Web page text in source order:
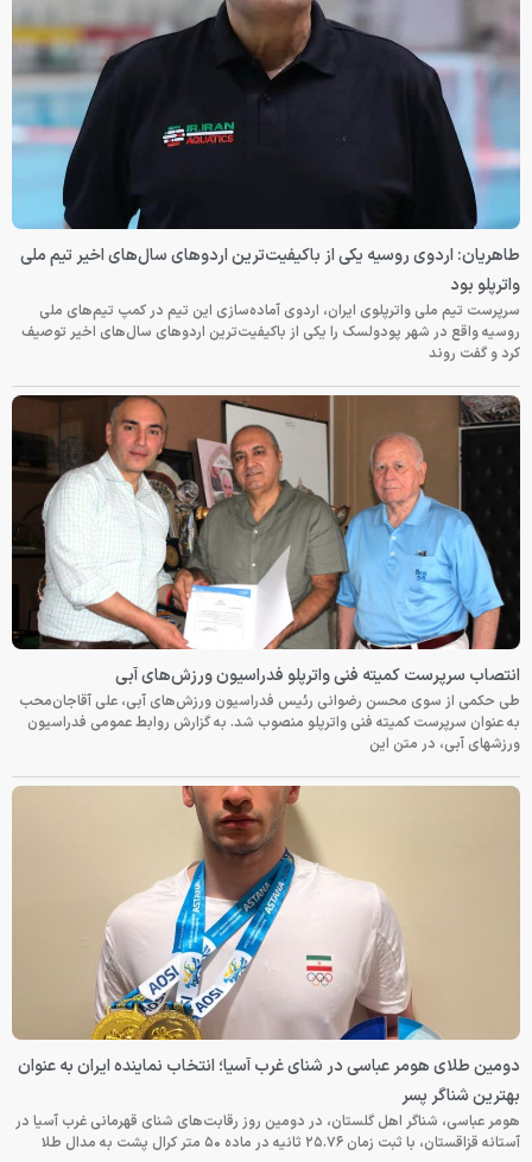
طاهریان: اردوی روسیه یکی از باکیفیت‌ترین اردوهای سال‌های اخیر تیم ملی
واترپلو بود
سرپرست تیم ملی واترپلوی ایران، اردوی آماده‌سازی این تیم در کمپ تیم‌های ملی
روسیه واقع در شهر پودولسک را یکی از باکیفیت‌ترین اردوهای سال‌های اخیر توصیف
کرد و گفت روند
انتصاب سرپرست کمیته فنی واترپلو فدراسیون ورزش‌های آبی
طی حکمی از سوی محسن رضوانی رئیس فدراسیون ورزش‌های آبی، علی آقاجان‌محب
به عنوان سرپرست کمیته فنی واترپلو منصوب شد. به گزارش روابط عمومی فدراسیون
ورزشهای آبی، در متن این
دومین طلای هومر عباسی در شنای غرب آسیا؛ انتخاب نماینده ایران به عنوان
بهترین شناگر پسر
هومر عباسی، شناگر اهل گلستان، در دومین روز رقابت‌های شنای قهرمانی غرب آسیا در
آستانه قزاقستان، با ثبت زمان ۲۵.۷۶ ثانیه در ماده ۵۰ متر کرال پشت به مدال طلا